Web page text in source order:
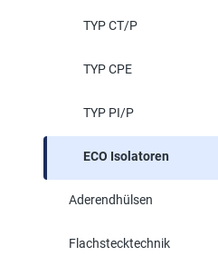
TYP CT/P
TYP CPE
TYP PI/P
ECO Isolatoren
Aderendhülsen
Flachstecktechnik